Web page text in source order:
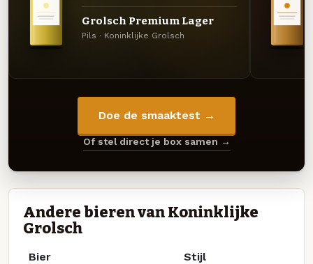
Grolsch Premium Lager
Pils · Koninklijke Grolsch
Doe de smaaktest →
Of stel direct je box samen →
Andere bieren van Koninklijke
Grolsch
Bier Stijl